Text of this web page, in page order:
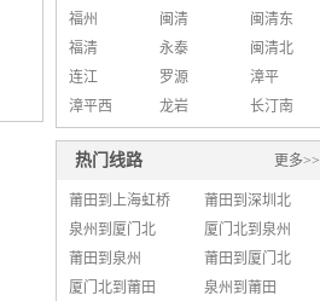
福州
闽清
闽清东
福清
永泰
闽清北
连江
罗源
漳平
漳平西
龙岩 长汀南
更多>>
热门线路
莆田到上海虹桥
莆田到深圳北
泉州到厦门北
厦门北到泉州
莆田到泉州
莆田到厦门北
厦门北到莆田
泉州到莆田